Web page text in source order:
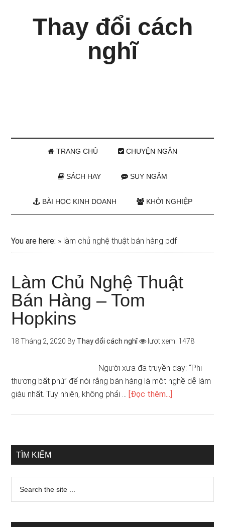
Thay đổi cách
nghĩ
TRANG CHỦ CHUYỆN NGẮN
SÁCH HAY SUY NGẪM
BÀI HỌC KINH DOANH KHỞI NGHIỆP
You are here: » làm chủ nghệ thuật bán hàng pdf
Làm Chủ Nghệ Thuật
Bán Hàng – Tom
Hopkins
18 Tháng 2, 2020 By Thay đổi cách nghĩ lượt xem: 1478
Người xưa đã truyền dạy: “Phi
thương bất phú” để nói rằng bán hàng là một nghề dễ làm
giàu nhất. Tuy nhiên, không phải … [Đọc thêm...]
TÌM KIẾM